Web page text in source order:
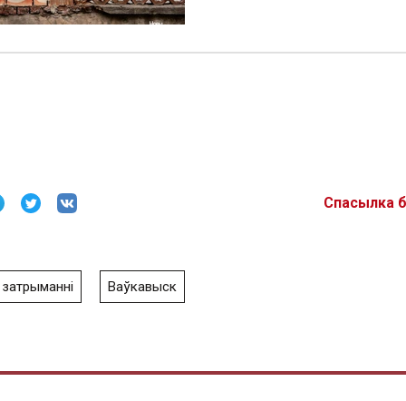
Спасылка
затрыманні Ваўкавыск